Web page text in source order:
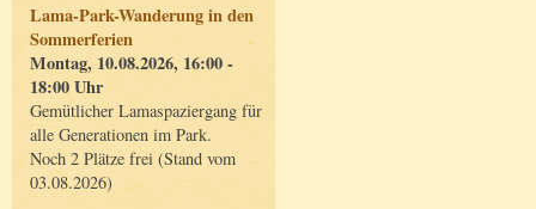
Lama-Park-Wanderung in den
Sommerferien
Montag, 10.08.2026, 16:00 -
18:00 Uhr
Gemütlicher Lamaspaziergang für
alle Generationen im Park.
Noch 2 Plätze frei (Stand vom
03.08.2026)